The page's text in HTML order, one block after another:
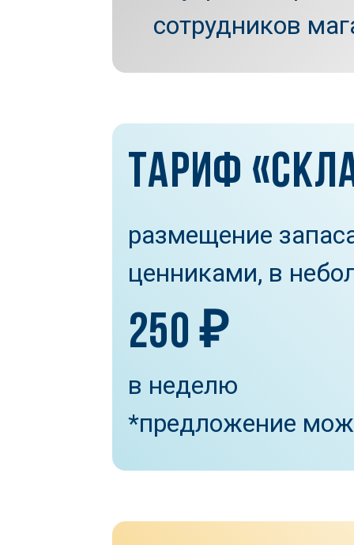
сотрудников
ТАРИФ
размещение
ценниками, в
250 ₽
в неделю
*предложение